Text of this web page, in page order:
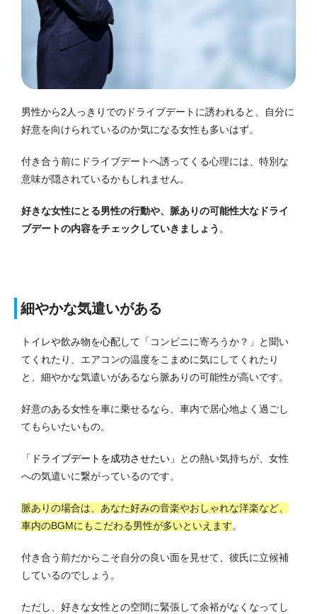
男性から2人っきりでのドライブデートに誘われると、自分に
好意を向けられているのか気になる女性も多いはず。
付き合う前にドライブデートへ誘ってくる心理には、特別な
意味が隠されているかもしれません。
好きな女性にとる男性の行動や、脈ありの可能性大なドライ
ブデートの内容をチェックしていきましょう 。
細やかな気遣いがある
トイレや飲み物を心配して「コンビニに寄ろうか？」と聞い
てくれたり、エアコンの温度をこまめに気にしてくれたり
と、細やかな気遣いがあるなら脈ありの可能性が高いです。
好意のある女性を車に乗せるなら、車内で居心地よく過ごし
てもらいたいもの。
「ドライブデートを成功させたい」
との熱い気持ちが、女性
への気遣いに繋がっているのです。
脈ありの場合は、あなた好みの音楽やおしゃれな洋楽など、
車内のBGMにもこだわる男性が多いといえます。
付き合う前だからこそ自分の良い面を見せて、彼氏に立候補
しているのでしょう。
ただし、好きな女性との空間に緊張して余裕がなくなってし